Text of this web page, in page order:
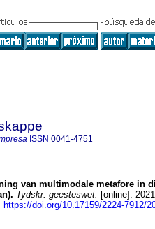
ISSN 0041-4751
van multimodale metafore in
. Tydskr. geesteswet. [online].
https://doi.org/10.17159/2224-7912/